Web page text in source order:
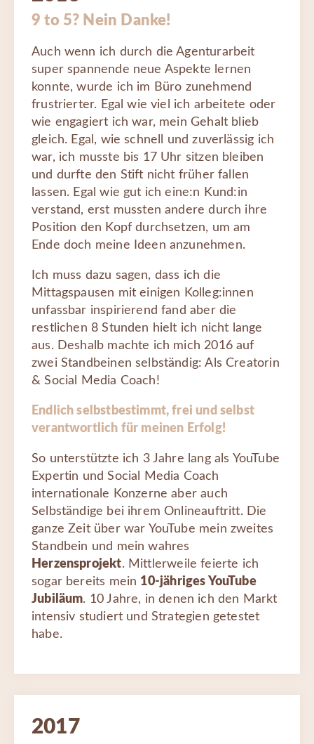
9 to 5? Nein Danke!
Auch wenn ich durch die Agenturarbeit
super spannende neue Aspekte lernen
konnte, wurde ich im Büro zunehmend
frustrierter. Egal wie viel ich arbeitete oder
wie engagiert ich war, mein Gehalt blieb
gleich. Egal, wie schnell und zuverlässig ich
war, ich musste bis 17 Uhr sitzen bleiben
und durfte den Stift nicht früher fallen
lassen. Egal wie gut ich eine:n Kund:in
verstand, erst mussten andere durch ihre
Position den Kopf durchsetzen, um am
Ende doch meine Ideen anzunehmen.
Ich muss dazu sagen, dass ich die
Mittagspausen mit einigen Kolleg:innen
unfassbar inspirierend fand aber die
restlichen 8 Stunden hielt ich nicht lange
aus. Deshalb machte ich mich 2016 auf
zwei Standbeinen selbständig: Als Creatorin
& Social Media Coach!
Endlich selbstbestimmt, frei und selbst
verantwortlich für meinen Erfolg!
So unterstützte ich 3 Jahre lang als YouTube
Expertin und Social Media Coach
internationale Konzerne aber auch
Selbständige bei ihrem Onlineauftritt. Die
ganze Zeit über war YouTube mein zweites
Standbein und mein wahres
Herzensprojekt. Mittlerweile feierte ich
sogar bereits mein 10-jähriges YouTube
Jubiläum. 10 Jahre, in denen ich den Markt
intensiv studiert und Strategien getestet
habe.
2017